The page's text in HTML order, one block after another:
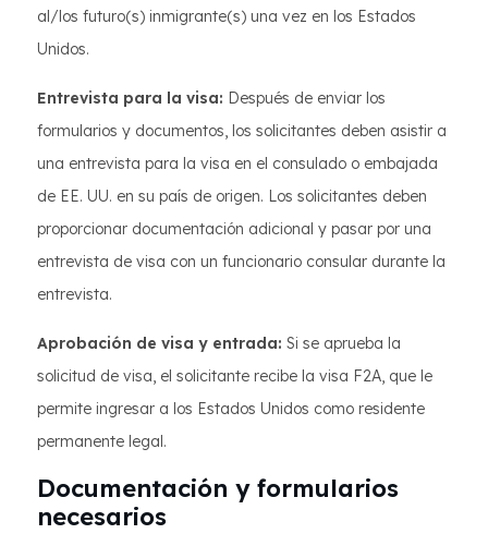
al/los futuro(s) inmigrante(s) una vez en los Estados
Unidos.
Entrevista para la visa: Después de enviar los
formularios y documentos, los solicitantes deben asistir a
una entrevista para la visa en el consulado o embajada
de EE. UU. en su país de origen. Los solicitantes deben
proporcionar documentación adicional y pasar por una
entrevista de visa con un funcionario consular durante la
entrevista.
Aprobación de visa y entrada: Si se aprueba la
solicitud de visa, el solicitante recibe la visa F2A, que le
permite ingresar a los Estados Unidos como residente
permanente legal.
Documentación y formularios
necesarios